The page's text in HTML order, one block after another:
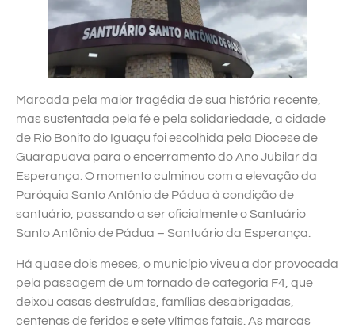
Marcada pela maior tragédia de sua história recente,
mas sustentada pela fé e pela solidariedade, a cidade
de Rio Bonito do Iguaçu foi escolhida pela Diocese de
Guarapuava para o encerramento do Ano Jubilar da
Esperança. O momento culminou com a elevação da
Paróquia Santo Antônio de Pádua à condição de
santuário, passando a ser oficialmente o Santuário
Santo Antônio de Pádua – Santuário da Esperança.
Há quase dois meses, o município viveu a dor provocada
pela passagem de um tornado de categoria F4, que
deixou casas destruídas, famílias desabrigadas,
centenas de feridos e sete vítimas fatais. As marcas